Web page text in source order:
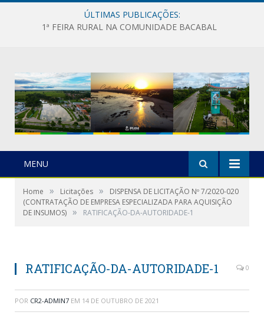
ÚLTIMAS PUBLICAÇÕES:
1ª FEIRA RURAL NA COMUNIDADE BACABAL
MENU
Home » Licitações »
DISPENSA DE LICITAÇÃO Nº 7/2020-020
(CONTRATAÇÃO DE EMPRESA ESPECIALIZADA PARA AQUISIÇÃO
DE INSUMOS) » RATIFICAÇÃO-DA-AUTORIDADE-1
RATIFICAÇÃO-DA-AUTORIDADE-1 0
POR CR2-ADMIN7 EM 14 DE OUTUBRO DE 2021